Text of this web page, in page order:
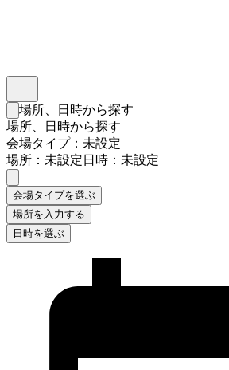
検索フォームを閉じる
場所、日時から探す
場所、日時から探す
会場タイプ：未設定
場所：未設定日時：未設定
会場タイプを選ぶ
場所を入力する
日時を選ぶ